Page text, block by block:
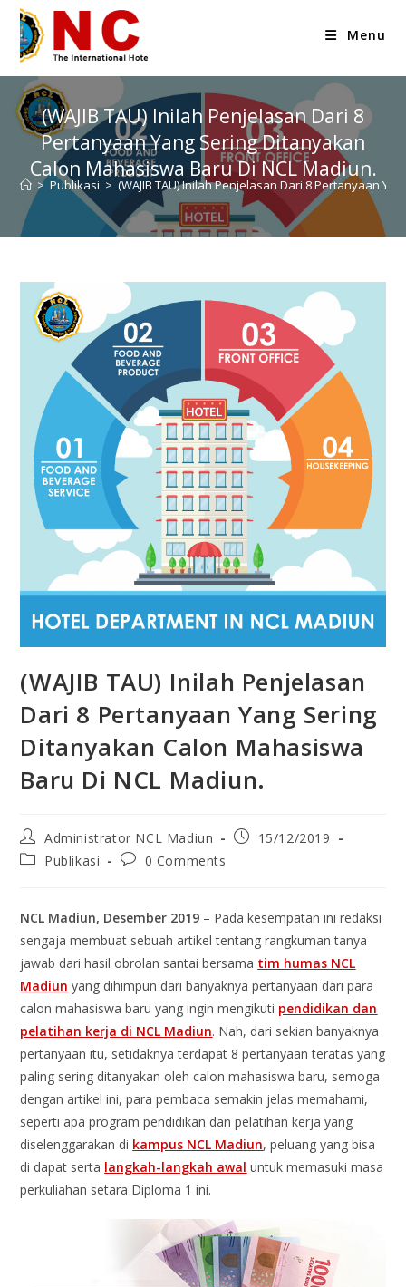
Menu
(WAJIB TAU) Inilah Penjelasan Dari 8
Pertanyaan Yang Sering Ditanyakan
Calon Mahasiswa Baru Di NCL Madiun.
> Publikasi > (WAJIB TAU) Inilah Penjelasan Dari 8 Pertanyaan
(WAJIB TAU) Inilah Penjelasan
Dari 8 Pertanyaan Yang Sering
Ditanyakan Calon Mahasiswa
Baru Di NCL Madiun.
Administrator NCL Madiun
15/12/2019
Publikasi
0 Comments
NCL Madiun, Desember 2019 – Pada kesempatan ini redaksi
sengaja membuat sebuah artikel tentang rangkuman tanya
jawab dari hasil obrolan santai bersama tim humas NCL
Madiun yang dihimpun dari banyaknya pertanyaan dari para
calon mahasiswa baru yang ingin mengikuti pendidikan dan
pelatihan kerja di NCL Madiun. Nah, dari sekian banyaknya
pertanyaan itu, setidaknya terdapat 8 pertanyaan teratas yang
paling sering ditanyakan oleh calon mahasiswa baru, semoga
dengan artikel ini, para pembaca semakin jelas memahami,
seperti apa program pendidikan dan pelatihan kerja yang
diselenggarakan di kampus NCL Madiun, peluang yang bisa
di dapat serta langkah-langkah awal untuk memasuki masa
perkuliahan setara Diploma 1 ini.